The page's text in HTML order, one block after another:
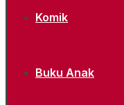
Komik
Buku Anak